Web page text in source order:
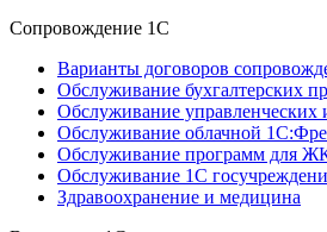
Сопровождение 1С
Варианты договоров
Обслуживание бухгалтерских
Обслуживание управленческих
Обслуживание облачной
Обслуживание программ для
Обслуживание 1С
Здравоохранение и медицина